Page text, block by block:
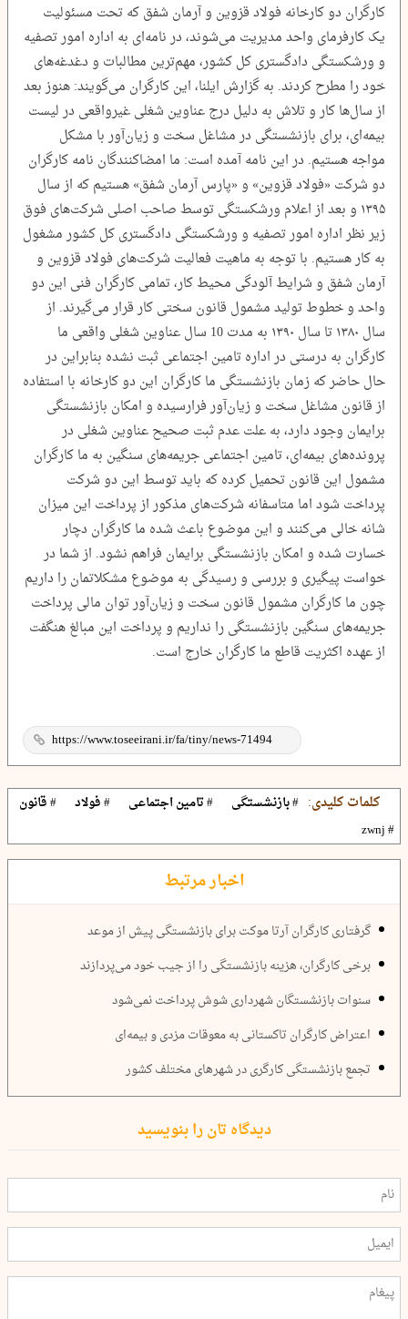
کارگران دو کارخانه فولاد قزوین و آرمان شفق که تحت مسئولیت
یک کارفرمای واحد مدیریت می‌شوند، در نامه‌ای به اداره امور تصفیه
و ورشکستگی دادگستری کل کشور، مهم‌ترین مطالبات و دغدغه‌های
خود را مطرح کردند. به گزارش ایلنا، این کارگران می‌گویند: هنوز بعد
از سال‌ها کار و تلاش به دلیل درج عناوین شغلی غیرواقعی در لیست
بیمه‌ای، برای بازنشستگی در مشاغل سخت و زیان‌آور با مشکل
مواجه هستیم. در این نامه آمده است: ما امضاکنندگان نامه کارگران
دو شرکت «فولاد قزوین» و «پارس آرمان شفق» هستیم که از سال
۱۳۹۵ و بعد از اعلام ورشکستگی توسط صاحب اصلی شرکت‌های فوق
زیر نظر اداره امور تصفیه و ورشکستگی دادگستری کل کشور مشغول
به کار هستیم. با توجه به ماهیت فعالیت شرکت‌های فولاد قزوین و
آرمان شفق و شرایط آلودگی محیط کار، تمامی کارگران فنی این دو
واحد و خطوط تولید مشمول قانون سختی کار قرار می‌گیرند. از
سال ۱۳۸۰ تا سال ۱۳۹۰ به مدت 10 سال عناوین شغلی واقعی ما
کارگران به درستی در اداره تامین اجتماعی ثبت نشده بنابراین در
حال حاضر که زمان بازنشستگی ما کارگران این دو کارخانه با استفاده
از قانون مشاغل سخت و زیان‌آور فرارسیده و امکان بازنشستگی
برایمان وجود دارد، به علت‌ عدم ثبت صحیح عناوین شغلی در
پرونده‌های بیمه‌ای، تامین اجتماعی جریمه‌های سنگین به ما کارگران
مشمول این قانون تحمیل کرده که باید توسط این دو شرکت
پرداخت شود اما متاسفانه شرکت‌های مذکور از پرداخت این میزان
شانه خالی می‌کنند و این موضوع باعث شده ما کارگران دچار
خسارت شده و امکان بازنشستگی برایمان فراهم نشود. از شما در
خواست پیگیری و بررسی و رسیدگی به موضوع مشکلاتمان را داریم
چون ما کارگران مشمول قانون سخت و زیان‌آور توان مالی پرداخت
جریمه‌های سنگین بازنشستگی را نداریم و پرداخت این مبالغ هنگفت
از عهده اکثریت قاطع ما کارگران خارج است.
کلمات کلیدی: # بازنشستگی # تامین اجتماعی # فولاد
# قانون
# zwnj
اخبار مرتبط
گرفتاری کارگران آرتا موکت برای بازنشستگی پیش از موعد
برخی کارگران، هزینه بازنشستگی را از جیب خود می‌پردازند
سنوات بازنشستگان شهرداری شوش پرداخت نمی‌شود
اعتراض کارگران تاکستانی به معوقات مزدی و بیمه‌‌ای
تجمع بازنشستگی کارگری در شهرهای مختلف کشور
دیدگاه تان را بنویسید